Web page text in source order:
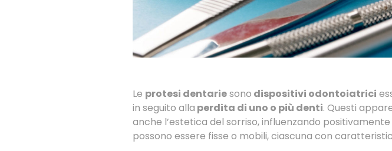
Le protesi dentariesono dispositivi odontoiatrici
in seguito alla perdita di uno o più denti. Questi
anche l’estetica del sorriso, influenzando
possono essere fisse o mobili, ciascuna con